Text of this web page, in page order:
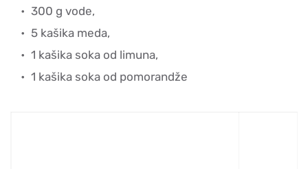
300 g vode,
5 kašika meda,
1 kašika soka od limuna,
1 kašika soka od pomorandže